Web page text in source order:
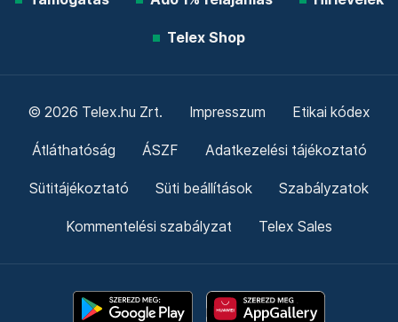
Telex Shop
© 2026 Telex.hu Zrt. Impresszum Etikai kódex
Átláthatóság ÁSZF Adatkezelési tájékoztató
Sütitájékoztató Süti beállítások Szabályzatok
Kommentelési szabályzat Telex Sales